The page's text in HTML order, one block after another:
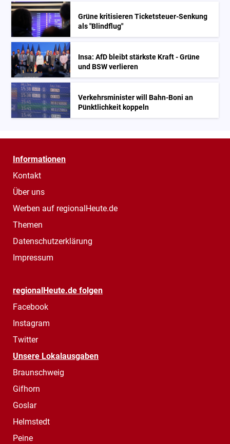
Grüne kritisieren Ticketsteuer-Senkung
als "Blindflug"
Insa: AfD bleibt stärkste Kraft - Grüne
und BSW verlieren
Verkehrsminister will Bahn-Boni an
Pünktlichkeit koppeln
Informationen
Kontakt
Über uns
Werben auf regionalHeute.de
Themen
Datenschutzerklärung
Impressum
regionalHeute.de folgen
Facebook
Instagram
Twitter
Unsere Lokalausgaben
Braunschweig
Gifhorn
Goslar
Helmstedt
Peine